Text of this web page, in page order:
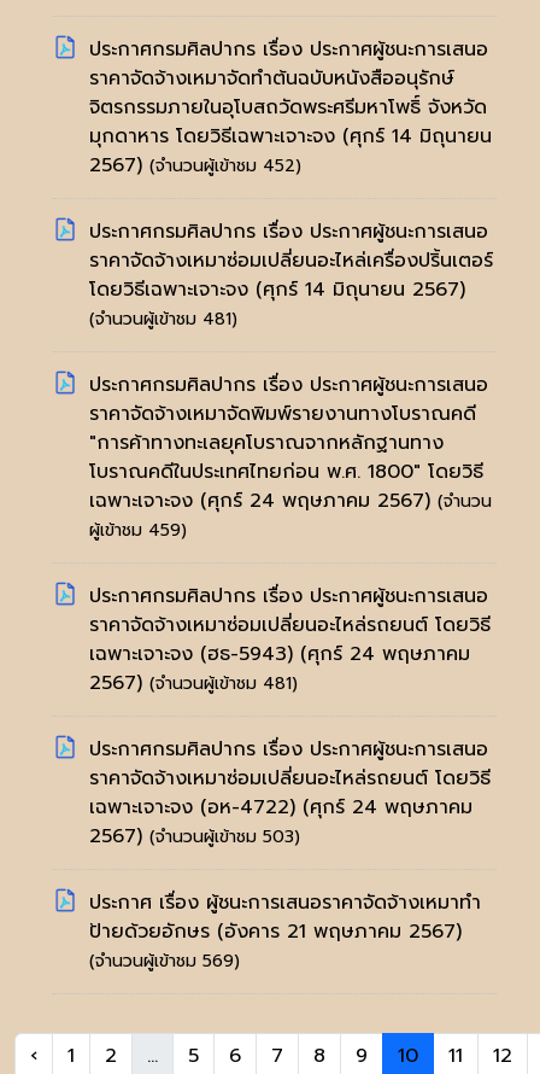
ประกาศกรมศิลปากร เรื่อง ประกาศผู้ชนะการเสนอ
ราคาจัดจ้างเหมาจัดทำต้นฉบับหนังสืออนุรักษ์
จิตรกรรมภายในอุโบสถวัดพระศรีมหาโพธิ์ จังหวัด
มุกดาหาร โดยวิธีเฉพาะเจาะจง (ศุกร์ 14 มิถุนายน
2567) (จำนวนผู้เข้าชม 452)
ประกาศกรมศิลปากร เรื่อง ประกาศผู้ชนะการเสนอ
ราคาจัดจ้างเหมาซ่อมเปลี่ยนอะไหล่เครื่องปริ้นเตอร์
โดยวิธีเฉพาะเจาะจง (ศุกร์ 14 มิถุนายน 2567)
(จำนวนผู้เข้าชม 481)
ประกาศกรมศิลปากร เรื่อง ประกาศผู้ชนะการเสนอ
ราคาจัดจ้างเหมาจัดพิมพ์รายงานทางโบราณคดี
"การค้าทางทะเลยุคโบราณจากหลักฐานทาง
โบราณคดีในประเทศไทยก่อน พ.ศ. 1800" โดยวิธี
เฉพาะเจาะจง (ศุกร์ 24 พฤษภาคม 2567) (จำนวน
ผู้เข้าชม 459)
ประกาศกรมศิลปากร เรื่อง ประกาศผู้ชนะการเสนอ
ราคาจัดจ้างเหมาซ่อมเปลี่ยนอะไหล่รถยนต์ โดยวิธี
เฉพาะเจาะจง (ฮธ-5943) (ศุกร์ 24 พฤษภาคม
2567) (จำนวนผู้เข้าชม 481)
ประกาศกรมศิลปากร เรื่อง ประกาศผู้ชนะการเสนอ
ราคาจัดจ้างเหมาซ่อมเปลี่ยนอะไหล่รถยนต์ โดยวิธี
เฉพาะเจาะจง (อห-4722) (ศุกร์ 24 พฤษภาคม
2567) (จำนวนผู้เข้าชม 503)
ประกาศ เรื่อง ผู้ชนะการเสนอราคาจัดจ้างเหมาทำ
ป้ายด้วยอักษร (อังคาร 21 พฤษภาคม 2567)
(จำนวนผู้เข้าชม 569)
‹ 1 2 ... 5 6 7 8 9 10 11 12